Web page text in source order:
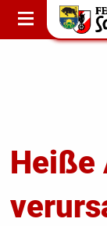
STARTSEITE
AKTUELLES
Heiße